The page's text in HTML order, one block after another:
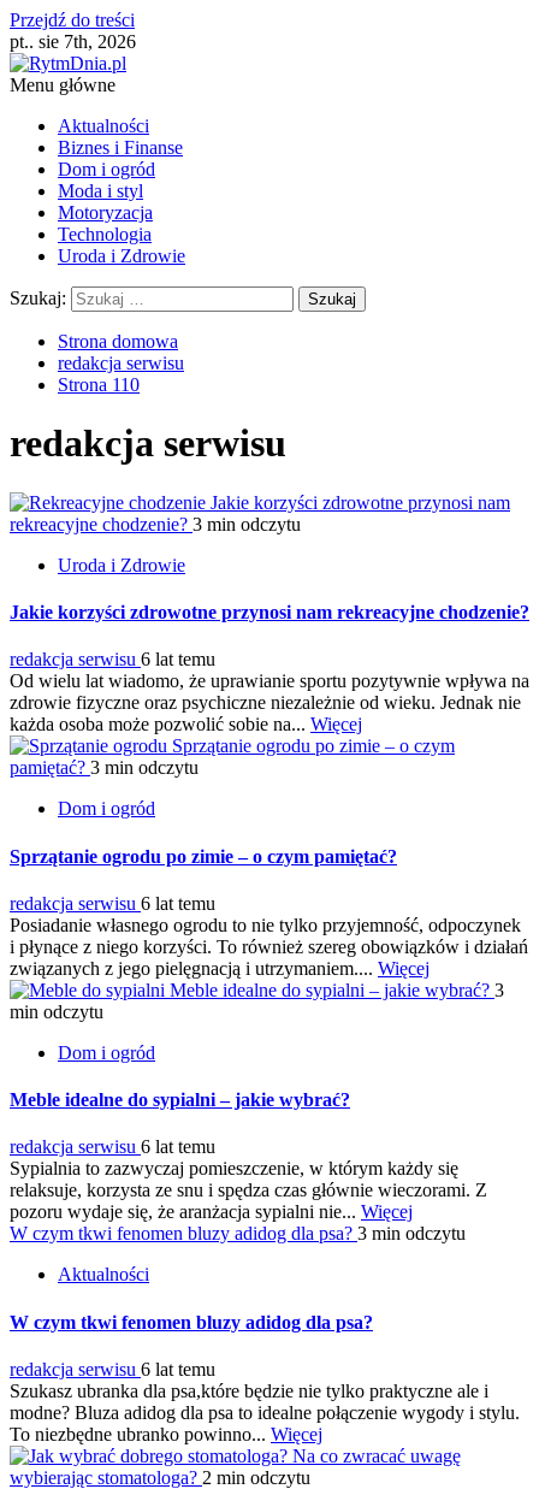
Przejdź do treści
pt.. sie 7th, 2026
Menu główne
Aktualności
Biznes i Finanse
Dom i ogród
Moda i styl
Motoryzacja
Technologia
Uroda i Zdrowie
Szukaj:
Strona domowa
redakcja serwisu
Strona 110
redakcja serwisu
Jakie korzyści zdrowotne przynosi nam
rekreacyjne chodzenie? 3 min odczytu
Uroda i Zdrowie
Jakie korzyści zdrowotne przynosi nam rekreacyjne chodzenie?
redakcja serwisu 6 lat temu
Od wielu lat wiadomo, że uprawianie sportu pozytywnie wpływa na
zdrowie fizyczne oraz psychiczne niezależnie od wieku. Jednak nie
każda osoba może pozwolić sobie na... Więcej
Sprzątanie ogrodu po zimie – o czym
pamiętać? 3 min odczytu
Dom i ogród
Sprzątanie ogrodu po zimie – o czym pamiętać?
redakcja serwisu 6 lat temu
Posiadanie własnego ogrodu to nie tylko przyjemność, odpoczynek
i płynące z niego korzyści. To również szereg obowiązków i działań
związanych z jego pielęgnacją i utrzymaniem.... Więcej
Meble idealne do sypialni – jakie wybrać? 3
min odczytu
Dom i ogród
Meble idealne do sypialni – jakie wybrać?
redakcja serwisu 6 lat temu
Sypialnia to zazwyczaj pomieszczenie, w którym każdy się
relaksuje, korzysta ze snu i spędza czas głównie wieczorami. Z
pozoru wydaje się, że aranżacja sypialni nie... Więcej
W czym tkwi fenomen bluzy adidog dla psa? 3 min odczytu
Aktualności
W czym tkwi fenomen bluzy adidog dla psa?
redakcja serwisu 6 lat temu
Szukasz ubranka dla psa,które będzie nie tylko praktyczne ale i
modne? Bluza adidog dla psa to idealne połączenie wygody i stylu.
To niezbędne ubranko powinno... Więcej
Na co zwracać uwagę
wybierając stomatologa? 2 min odczytu